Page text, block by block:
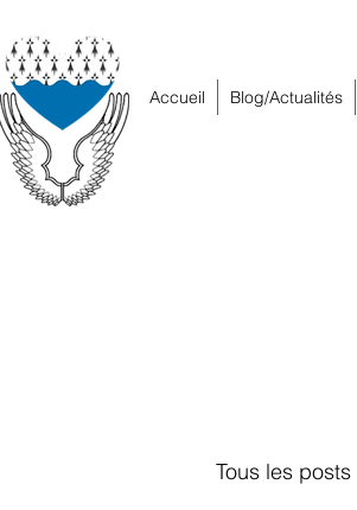
Accueil Blog/Actualités
Tous les posts